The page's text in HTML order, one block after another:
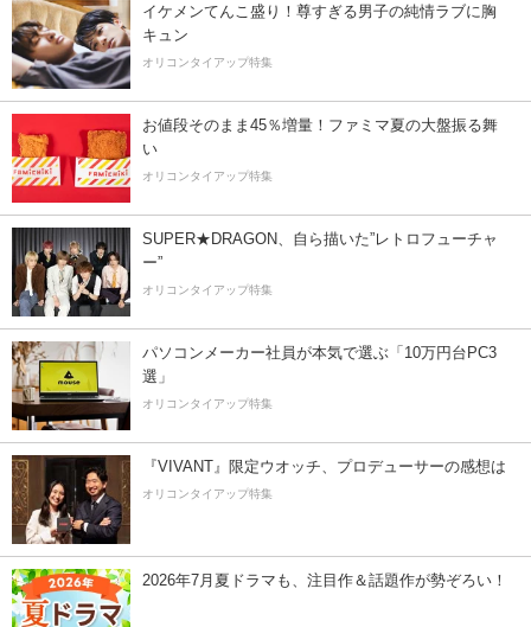
イケメンてんこ盛り！尊すぎる男子の純情ラブに胸
キュン
オリコンタイアップ特集
お値段そのまま45％増量！ファミマ夏の大盤振る舞
い
オリコンタイアップ特集
SUPER★DRAGON、自ら描いた”レトロフューチャ
ー”
オリコンタイアップ特集
パソコンメーカー社員が本気で選ぶ「10万円台PC3
選」
オリコンタイアップ特集
『VIVANT』限定ウオッチ、プロデューサーの感想は
オリコンタイアップ特集
2026年7月夏ドラマも、注目作＆話題作が勢ぞろい！